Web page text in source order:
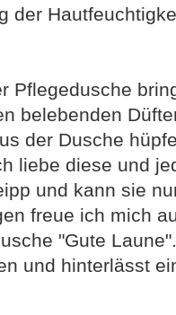
der
Pflegedusche
belebenden
der Dusche
liebe diese und
und kann sie
freue ich mich
"Gute
und hinterlässt